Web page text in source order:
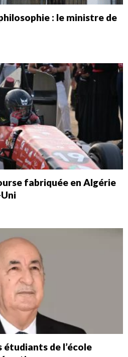
: le ministre de
fabriquée en Algérie
de l’école